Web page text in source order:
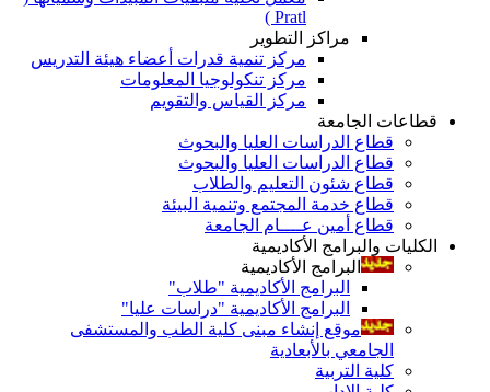
Pratl )
مراكز التطوير
مركز تنمية قدرات أعضاء هيئة التدريس
مركز تنكولوجيا المعلومات
مركز القياس والتقويم
قطاعات الجامعة
قطاع الدراسات العليا والبحوث
قطاع الدراسات العليا والبحوث
قطاع شئون التعليم والطلاب
قطاع خدمة المجتمع وتنمية البيئة
قطاع أمين عــــام الجامعة
الكليات والبرامج الأكاديمية
البرامج الأكاديمية
البرامج الأكاديمية "طلاب"
البرامج الأكاديمية "دراسات عليا"
موقع إنشاء مبنى كلية الطب والمستشفى
الجامعي بالأبعادية
كلية التربية